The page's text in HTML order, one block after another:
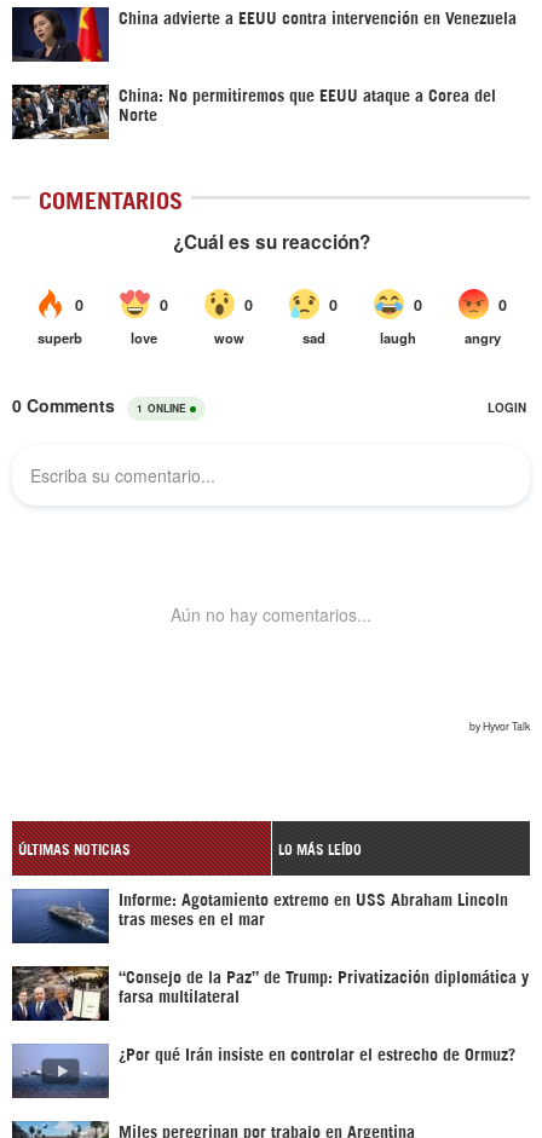
China advierte a EEUU contra intervención en Venezuela
China: No permitiremos que EEUU ataque a Corea del
Norte
COMENTARIOS
ÚLTIMAS NOTICIAS LO MÁS LEÍDO
Informe: Agotamiento extremo en USS Abraham Lincoln
tras meses en el mar
“Consejo de la Paz” de Trump: Privatización diplomática y
farsa multilateral
¿Por qué Irán insiste en controlar el estrecho de Ormuz?
Miles peregrinan por trabajo en Argentina